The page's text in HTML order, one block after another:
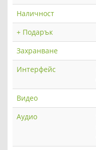
Наличност
+ Подарък
Захранване
Интерфейс
Видео
Аудио